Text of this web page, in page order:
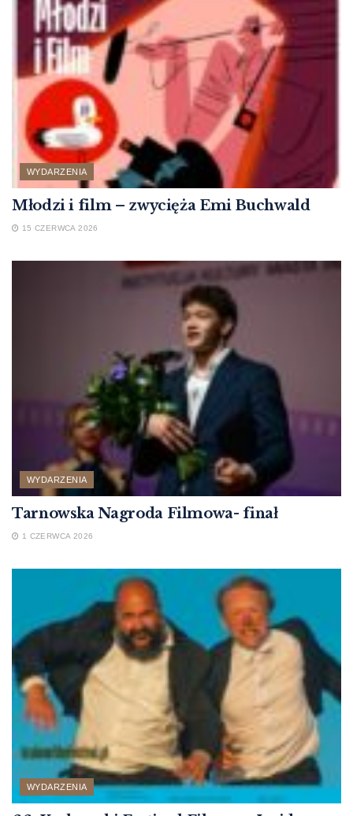
WYDARZENIA
Młodzi i film – zwycięża Emi Buchwald
15 CZERWCA 2026
WYDARZENIA
Tarnowska Nagroda Filmowa- finał
1 CZERWCA 2026
WYDARZENIA